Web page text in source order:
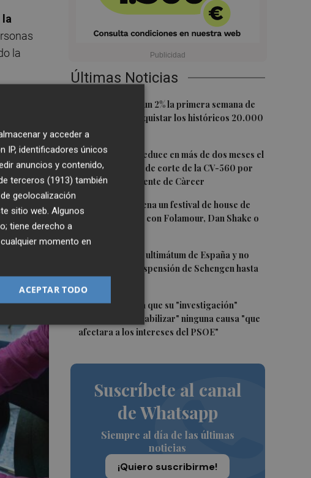
Últimas Noticias
El Ibex 35 sube un 2% la primera semana de
agosto tras conquistar los históricos 20.000
puntos
2 La Diputación reduce en más de dos meses el
tiempo previsto de corte de la CV-560 por
las obras del puente de Càrcer
3 Roig Arena estrena un festival de house de
más de 10 horas con Folamour, Dan Shake o
Italia rechaza el ultimátum de España y no
reevaluará la suspensión de Schengen hasta
5Leire Díez niega que su "investigación"
buscara "desestabilizar" ninguna causa "que
afectara a los intereses del PSOE"
Suscríbete al canal
de Whatsapp
Siempre al día de las últimas
noticias
¡Quiero suscribirme!
la
de
para
-
y acceder a
IP, identificadores únicos
anuncios y contenido,
terceros (1913) también
geolocalización
sitio web. Algunos
tiene derecho a
momento en
ACEPTAR TODO